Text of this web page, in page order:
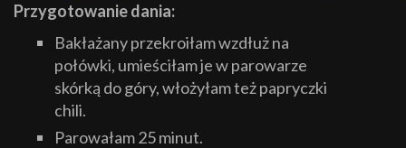
Przygotowanie dania:
Bakłażany przekroiłam wzdłuż na
połówki, umieściłam je w parowarze
skórką do góry, włożyłam też papryczki
chili.
Parowałam 25 minut.